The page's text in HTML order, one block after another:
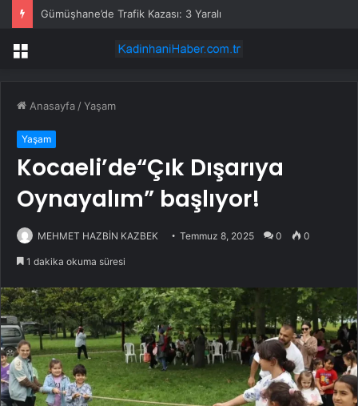
Gümüşhane’de Trafik Kazası: 3 Yaralı
Menü
Anasayfa /Yaşam
Yaşam
Kocaeli’de“Çık Dışarıya
Oynayalım” başlıyor!
MEHMET HAZBİN KAZBEK Temmuz 8, 2025 0 0
1 dakika okuma süresi